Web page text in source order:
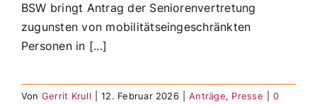
BSW bringt Antrag der Seniorenvertretung
zugunsten von mobilitätseingeschränkten
Personen in [...]
Von Gerrit Krull 12. Februar 2026 Anträge, Presse
0